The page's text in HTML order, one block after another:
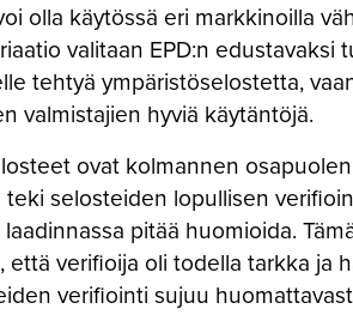
olla käytössä eri markkinoilla
valitaan EPD:n
tehtyä ympäristöselostetta,
valmistajien hyviä käytäntöjä.
ovat kolmannen
selosteiden lopullisen
pitää huomioida.
että verifioija oli todella tarkka ja
verifiointi sujuu